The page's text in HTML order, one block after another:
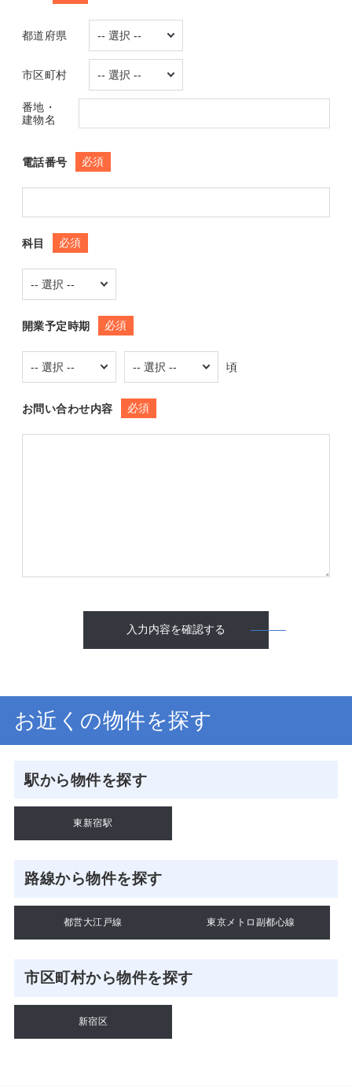
都道府県
市区町村
番地・
建物名
電話番号 必須
科目 必須
開業予定時期 必須
頃
お問い合わせ内容 必須
入力内容を確認する
お近くの物件を探す
駅から物件を探す
東新宿駅
路線から物件を探す
都営大江戸線 東京メトロ副都心線
市区町村から物件を探す
新宿区